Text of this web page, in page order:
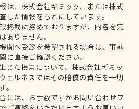
は、株式会社ギミック、または株式
した情報をもとにしています。
掲載に努めておりますが、内容を完
ありません。
関へ受診を希望される場合は、事前
に直接ご確認ください。
じた損害について、株式会社ギミッ
ェルネスではその賠償の責任を一切
。
には、お手数ですがお問い合わせフ